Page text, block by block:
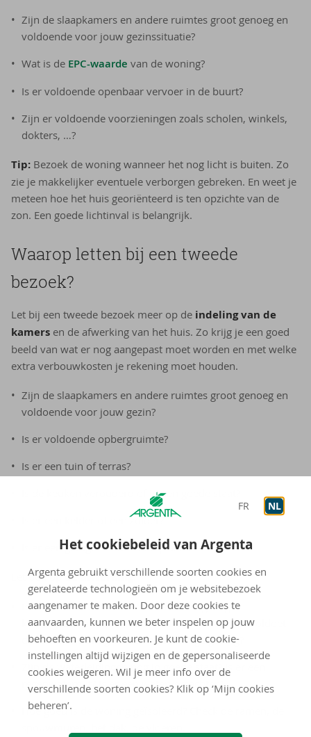
FR NL
Het cookiebeleid van Argenta
Argenta gebruikt verschillende soorten cookies en
gerelateerde technologieën om je websitebezoek
aangenamer te maken. Door deze cookies te
aanvaarden, kunnen we beter inspelen op jouw
behoeften en voorkeuren. Je kunt de cookie-
instellingen altijd wijzigen en de gepersonaliseerde
cookies weigeren. Wil je meer info over de
verschillende soorten cookies? Klik op ‘Mijn cookies
beheren’.
Zijn de slaapkamers en andere ruimtes groot genoeg en
voldoende voor jouw gezinssituatie?
Wat is de EPC-waarde van de woning?
Is er voldoende openbaar vervoer in de buurt?
Zijn er voldoende voorzieningen zoals scholen, winkels,
dokters, …?
Tip: Bezoek de woning wanneer het nog licht is buiten. Zo
zie je makkelijker eventuele verborgen gebreken. En weet je
meteen hoe het huis georiënteerd is ten opzichte van de
zon. Een goede lichtinval is belangrijk.
Waarop letten bij een tweede
bezoek?
Let bij een tweede bezoek meer op de indeling van de
kamers en de afwerking van het huis. Zo krijg je een goed
beeld van wat er nog aangepast moet worden en met welke
extra verbouwkosten je rekening moet houden.
Zijn de slaapkamers en andere ruimtes groot genoeg en
voldoende voor jouw gezin?
Is er voldoende opbergruimte?
Is er een tuin of terras?
Is de keuken verouderd of in een goede staat?
Is er een kelder of een zolder?
Is er een garage of autostaanplaats?
Let ook op de afwerking:
Is de elektriciteit verouderd? Is er een geldig
keuringsdocument en van wanneer dateert dit? Voldoet
de elektriciteit nog aan de nieuwe regelgeving?
Zijn de waterleidingen nog in goede staat? Is er een
regenwaterput? Is er een waterverzachter?
Hoe goed is de woning geïsoleerd? Check de ramen, de